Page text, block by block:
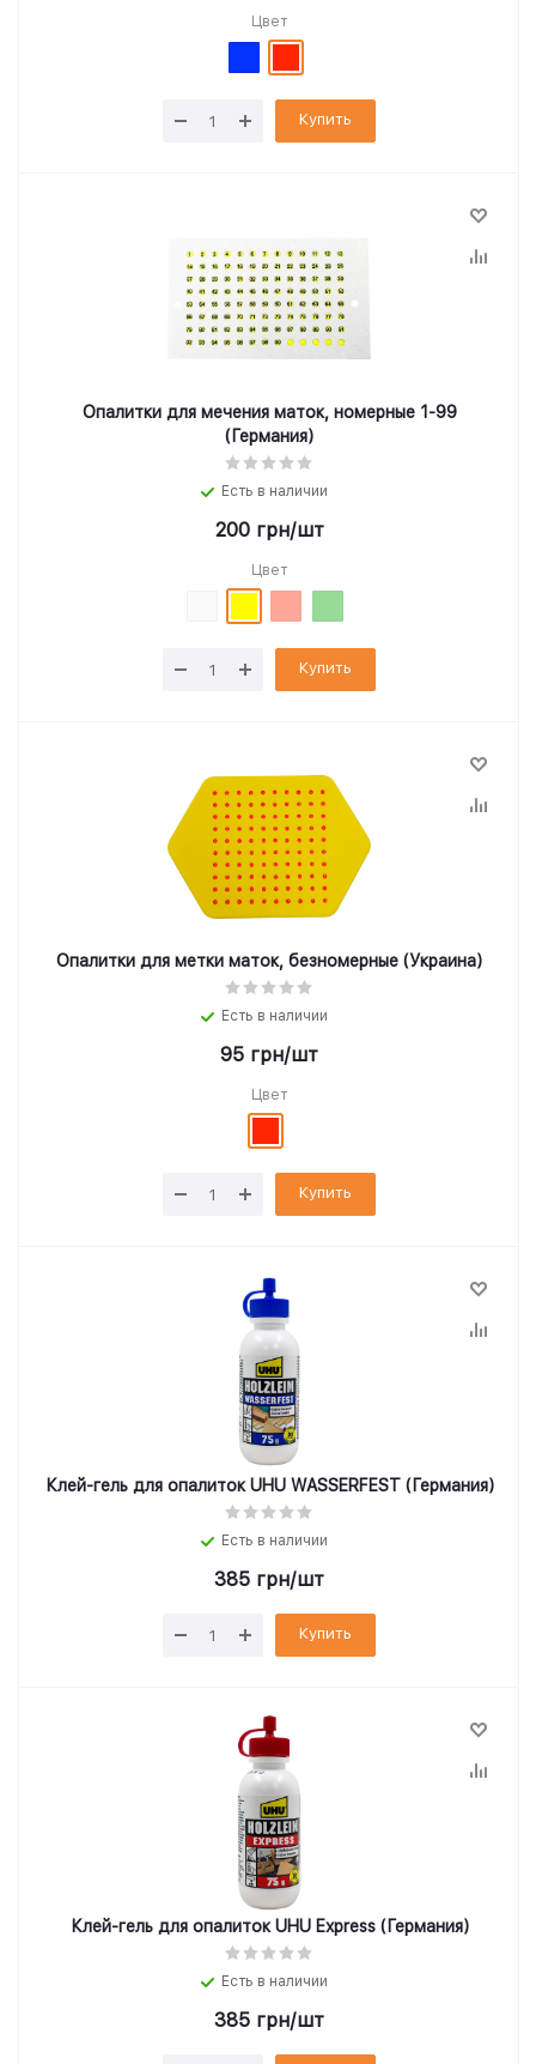
Цвет
Купить
Опалитки для мечения маток, номерные 1-99
(Германия)
Есть в наличии
200грн/шт
Цвет
Купить
Опалитки для метки маток, безномерные (Украина)
Есть в наличии
95 грн/шт
Цвет
Купить
Клей-гель для опалиток UHU WASSERFEST (Германия)
Есть в наличии
385 грн/шт
Купить
Клей-гель для опалиток UHU Express (Германия)
Есть в наличии
385 грн/шт